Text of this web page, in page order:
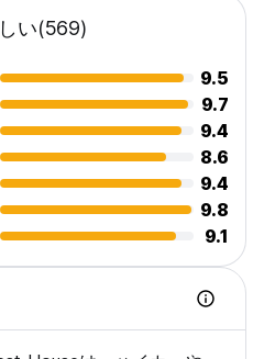
い(569)
9.5
9.7
9.4
8.6
9.4
9.8
9.1